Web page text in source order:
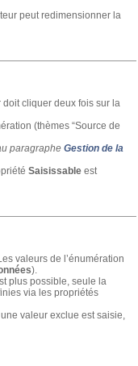
peut redimensionner la
doit cliquer deux fois sur la
(thèmes “Source de
paragraphe Gestion de la
Saisissable est
valeurs de l’énumération
).
plus possible, seule la
via les propriétés
valeur exclue est saisie,